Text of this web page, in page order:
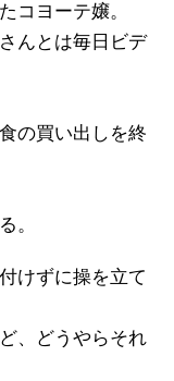
コヨーテ嬢。
んとは毎日ビデ
の買い出しを終
。
けずに操を立て
、どうやらそれ